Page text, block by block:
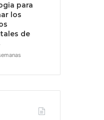
para
los
de